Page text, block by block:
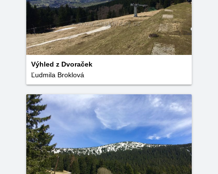
Výhled z Dvoraček
Ľudmila Broklová